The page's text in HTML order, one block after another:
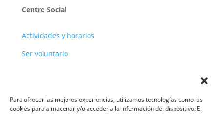
Para ofrecer las mejores experiencias, utilizamos tecnologías como las
cookies para almacenar y/o acceder a la información del dispositivo. El
Centro Social
Actividades y horarios
Ser voluntario